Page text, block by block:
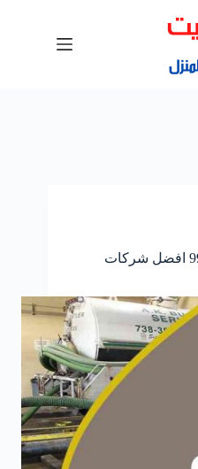
تسليك مجاري العيون 99009522 افضل شركات